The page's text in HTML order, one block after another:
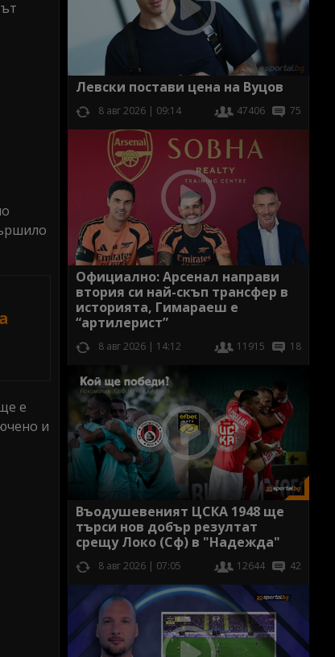
е
и
Левски постави цена на Вуцов
8 авг 2026 | 09:14 47406 75
Официално: Арсенал направи
втория си най-скъп трансфер в
историята, Гимараеш е
“артилерист”
8 авг 2026 | 14:12 11915 18
Въодушевеният ЦСКА 1948 ще
търси нов добър резултат
срещу Локо (Сф) в "Надежда"
8 авг 2026 | 07:05 12644 42